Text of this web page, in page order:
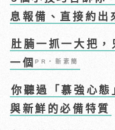
息報備、直接約出
肚腩一抓一大把
一個PR・新素簡
你聽過「慕強心態
與新鮮的必備特質